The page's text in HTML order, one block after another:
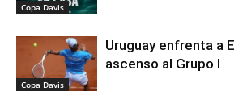
Copa Davis
Copa Davis
Uruguay enfrenta a
ascenso al Grupo I